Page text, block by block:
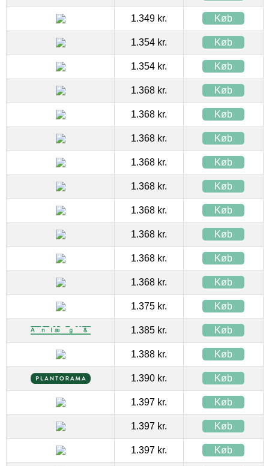
1.349 kr. Køb
1.354 kr. Køb
1.354 kr. Køb
1.368 kr. Køb
1.368 kr. Køb
1.368 kr. Køb
1.368 kr. Køb
1.368 kr. Køb
1.368 kr. Køb
1.368 kr. Køb
1.368 kr. Køb
1.368 kr. Køb
1.375 kr. Køb
1.385 kr. Køb
1.388 kr. Køb
1.390 kr. Køb
1.397 kr. Køb
1.397 kr. Køb
1.397 kr. Køb